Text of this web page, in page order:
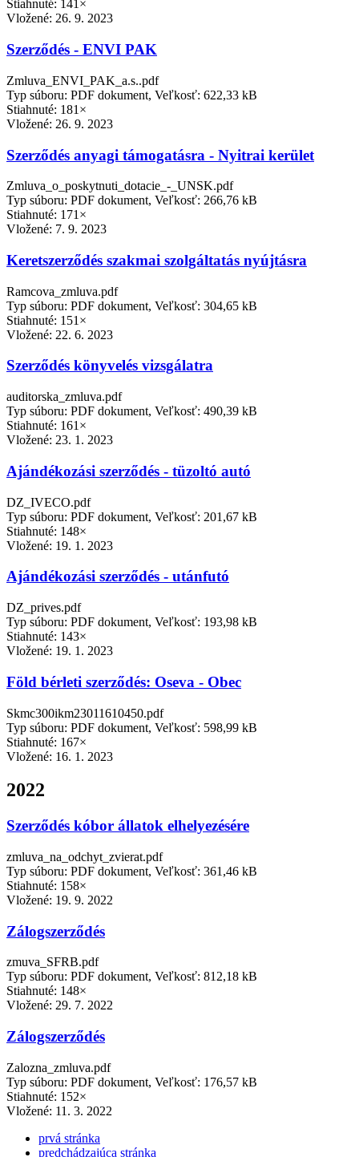
Stiahnuté: 141×
Vložené: 26. 9. 2023
Szerződés - ENVI PAK
Zmluva_ENVI_PAK_a.s..pdf
Typ súboru: PDF dokument, Veľkosť: 622,33 kB
Stiahnuté: 181×
Vložené: 26. 9. 2023
Szerződés anyagi támogatásra - Nyitrai kerület
Zmluva_o_poskytnuti_dotacie_-_UNSK.pdf
Typ súboru: PDF dokument, Veľkosť: 266,76 kB
Stiahnuté: 171×
Vložené: 7. 9. 2023
Keretszerződés szakmai szolgáltatás nyújtásra
Ramcova_zmluva.pdf
Typ súboru: PDF dokument, Veľkosť: 304,65 kB
Stiahnuté: 151×
Vložené: 22. 6. 2023
Szerződés könyvelés vizsgálatra
auditorska_zmluva.pdf
Typ súboru: PDF dokument, Veľkosť: 490,39 kB
Stiahnuté: 161×
Vložené: 23. 1. 2023
Ajándékozási szerződés - tüzoltó autó
DZ_IVECO.pdf
Typ súboru: PDF dokument, Veľkosť: 201,67 kB
Stiahnuté: 148×
Vložené: 19. 1. 2023
Ajándékozási szerződés - utánfutó
DZ_prives.pdf
Typ súboru: PDF dokument, Veľkosť: 193,98 kB
Stiahnuté: 143×
Vložené: 19. 1. 2023
Föld bérleti szerződés: Oseva - Obec
Skmc300ikm23011610450.pdf
Typ súboru: PDF dokument, Veľkosť: 598,99 kB
Stiahnuté: 167×
Vložené: 16. 1. 2023
2022
Szerződés kóbor állatok elhelyezésére
zmluva_na_odchyt_zvierat.pdf
Typ súboru: PDF dokument, Veľkosť: 361,46 kB
Stiahnuté: 158×
Vložené: 19. 9. 2022
Zálogszerződés
zmuva_SFRB.pdf
Typ súboru: PDF dokument, Veľkosť: 812,18 kB
Stiahnuté: 148×
Vložené: 29. 7. 2022
Zálogszerződés
Zalozna_zmluva.pdf
Typ súboru: PDF dokument, Veľkosť: 176,57 kB
Stiahnuté: 152×
Vložené: 11. 3. 2022
prvá stránka
predchádzajúca stránka